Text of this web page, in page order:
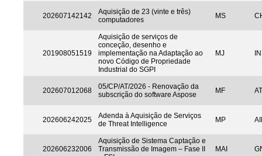
202607142142
Aquisição de 23 (vinte e três)
computadores
MS
201908051519
Aquisição de serviços de
conceção, desenho e
implementação na Adaptação ao
novo Código de Propriedade
Industrial do SGPI
MJ
202607012068
05/CP/AT/2026 - Renovação da
subscrição do software Aspose
MF AT
202606242025
Adenda à Aquisição de Serviços
de Threat Intelligence
MP
202606232006
Aquisição de Sistema Captação e
Transmissão de Imagem – Fase II
MAI